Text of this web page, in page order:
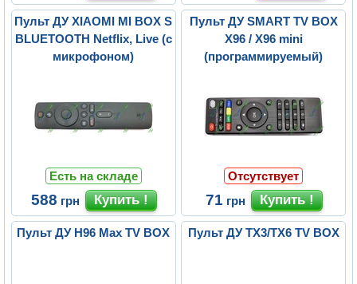
Пульт ДУ XIAOMI MI BOX S
BLUETOOTH Netflix, Live (с
микрофоном)
Есть на складе
588 грн
Пульт ДУ SMART TV BOX
X96 / X96 mini
(программируемый)
Отсутствует
71 грн
Пульт ДУ H96 Max TV BOX Пульт ДУ TX3/TX6 TV BOX